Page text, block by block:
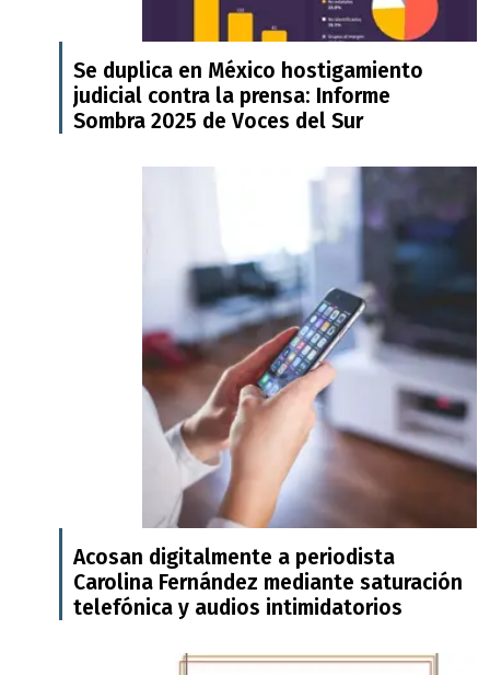
Se duplica en México hostigamiento
judicial contra la prensa: Informe
Sombra 2025 de Voces del Sur
Acosan digitalmente a periodista
Carolina Fernández mediante saturación
telefónica y audios intimidatorios